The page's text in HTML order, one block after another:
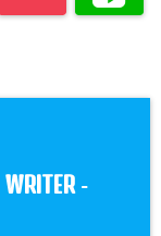
WRITER-